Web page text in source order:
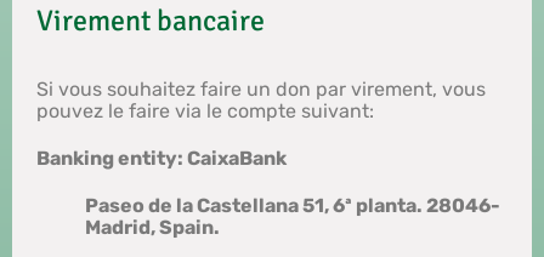
Virement bancaire
Si vous souhaitez faire un don par virement, vous
pouvez le faire via le compte suivant:
Banking entity: CaixaBank
Paseo de la Castellana 51, 6ª planta. 28046-
Madrid, Spain.